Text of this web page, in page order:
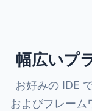
幅広いプ
お好みの IDE
およびフレーム